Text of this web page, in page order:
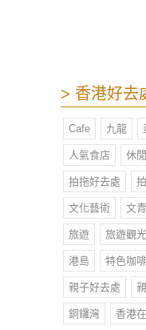
> 香港好去
Cafe 九龍
人氣食店 休
拍拖好去處
文化藝術 文
旅遊 旅遊觀光
港島 特色咖
親子好去處
銅鑼灣 香港